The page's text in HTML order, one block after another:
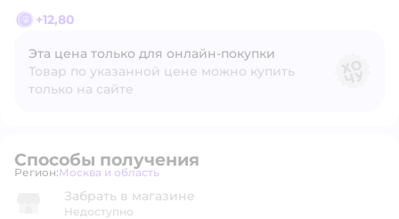
+12,80
Эта цена только для онлайн‑покупки
Товар по указанной цене можно купить
только на сайте
Способы получения
Регион: Выбор адреса доставки.
Москва и область
Забрать в магазине
Недоступно